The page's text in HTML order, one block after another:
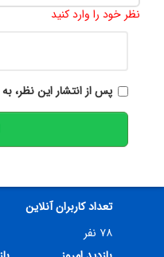
نظر خود را وارد کنید
پس از انتشار این نظر،
تعداد کاربران آنلاین
۷۸ نفر